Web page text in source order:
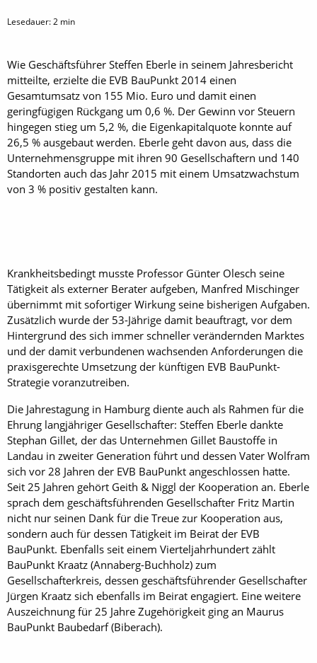
Lesedauer:2 min
Wie Geschäftsführer Steffen Eberle in seinem Jahresbericht
mitteilte, erzielte die EVB BauPunkt 2014 einen
Gesamtumsatz von 155 Mio. Euro und damit einen
geringfügigen Rückgang um 0,6 %. Der Gewinn vor Steuern
hingegen stieg um 5,2 %, die Eigenkapitalquote konnte auf
26,5 % ausgebaut werden. Eberle geht davon aus, dass die
Unternehmensgruppe mit ihren 90 Gesellschaftern und 140
Standorten auch das Jahr 2015 mit einem Umsatzwachstum
von 3 % positiv gestalten kann.
Krankheitsbedingt musste Professor Günter Olesch seine
Tätigkeit als externer Berater aufgeben, Manfred Mischinger
übernimmt mit sofortiger Wirkung seine bisherigen Aufgaben.
Zusätzlich wurde der 53-Jährige damit beauftragt, vor dem
Hintergrund des sich immer schneller verändernden Marktes
und der damit verbundenen wachsenden Anforderungen die
praxisgerechte Umsetzung der künftigen EVB BauPunkt-
Strategie voranzutreiben.
Die Jahrestagung in Hamburg diente auch als Rahmen für die
Ehrung langjähriger Gesellschafter: Steffen Eberle dankte
Stephan Gillet, der das Unternehmen Gillet Baustoffe in
Landau in zweiter Generation führt und dessen Vater Wolfram
sich vor 28 Jahren der EVB BauPunkt angeschlossen hatte.
Seit 25 Jahren gehört Geith & Niggl der Kooperation an. Eberle
sprach dem geschäftsführenden Gesellschafter Fritz Martin
nicht nur seinen Dank für die Treue zur Kooperation aus,
sondern auch für dessen Tätigkeit im Beirat der EVB
BauPunkt. Ebenfalls seit einem Vierteljahrhundert zählt
BauPunkt Kraatz (Annaberg-Buchholz) zum
Gesellschafterkreis, dessen geschäftsführender Gesellschafter
Jürgen Kraatz sich ebenfalls im Beirat engagiert. Eine weitere
Auszeichnung für 25 Jahre Zugehörigkeit ging an Maurus
BauPunkt Baubedarf (Biberach).